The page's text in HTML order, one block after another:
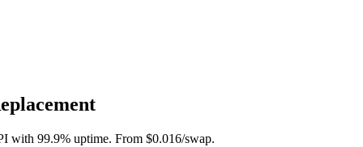
with 99.9% uptime. From $0.016/swap.